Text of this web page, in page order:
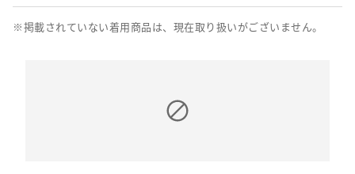
※掲載されていない着用商品は、現在取り扱いがございません。